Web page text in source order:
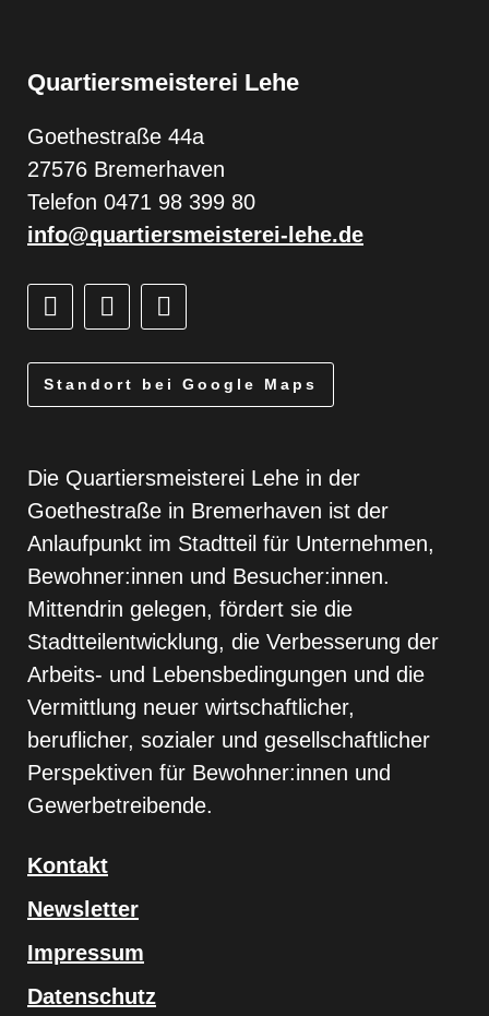
Quartiersmeisterei Lehe
Goethestraße 44a
27576 Bremerhaven
Telefon 0471 98 399 80
info@quartiersmeisterei-lehe.de
Standort bei Google Maps
Die Quartiersmeisterei Lehe in der
Goethestraße in Bremerhaven ist der
Anlaufpunkt im Stadtteil für Unternehmen,
Bewohner:innen und Besucher:innen.
Mittendrin gelegen, fördert sie die
Stadtteilentwicklung, die Verbesserung der
Arbeits- und Lebensbedingungen und die
Vermittlung neuer wirtschaftlicher,
beruflicher, sozialer und gesellschaftlicher
Perspektiven für Bewohner:innen und
Gewerbetreibende.
Kontakt
Newsletter
Impressum
Datenschutz